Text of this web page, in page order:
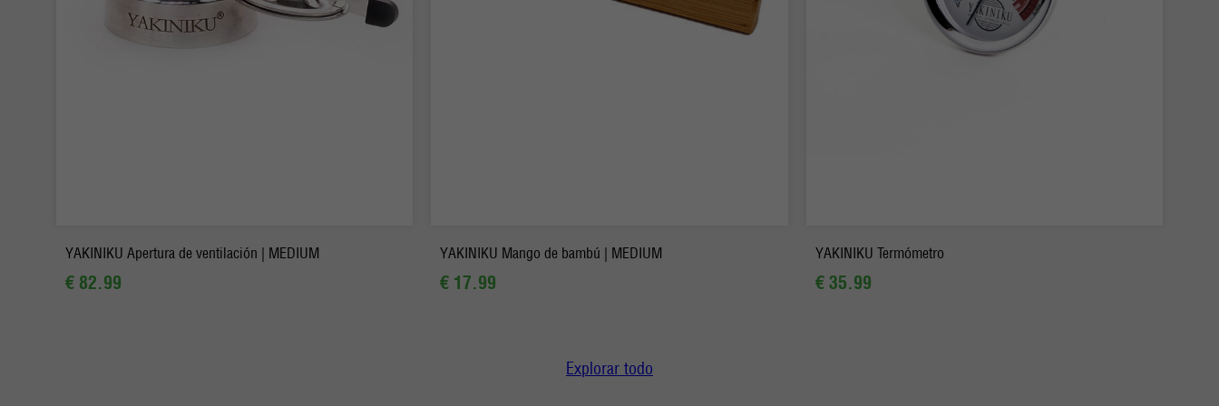
YAKINIKU Apertura de ventilación | MEDIUM
€ 82.99
YAKINIKU Mango de bambú | MEDIUM
€ 17.99
YAKINIKU Termómetro
€ 35.99
Explorar todo